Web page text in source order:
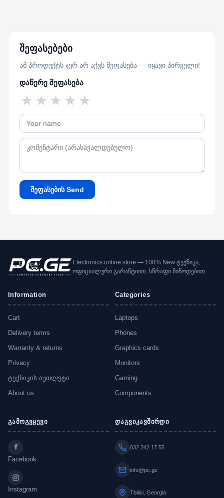
შეფასებები
ამ პროდუქტს ჯერ არ აქვს შეფასება — იყავი პირველი!
დაწერე შეფასება
★
★
★
★
★
შეფასების Send
Electronics online store — 100% New ტექნიკა,
ოფიციალური გარანტიით, სწრაფი მიწოდებით.
Information
Cart
Delivery terms
Warranty & returns
Privacy
ტექნიკის აუთლეტი
About us
Categories
Laptops
Phones
Graphics cards
Monitors
Gaming
Components
გამოგვყევი
Facebook
Instagram
დაგვიკავშირდი
032 242 17 55
info@pc.ge
Tbilisi, Georgia